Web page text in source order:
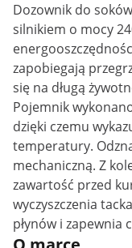
Dozownik do
silnikiem o mocy
zapobiegają
się na długą
Pojemnik
dzięki czemu
temperatury.
mechaniczną. Z
zawartość przed
wyczyszczenia
płynów i zapewnia